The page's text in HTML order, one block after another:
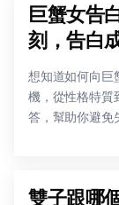
巨蟹女告
刻，告白
想知道如何向巨
機，從性格特質
答，幫助你避免
雙子跟哪